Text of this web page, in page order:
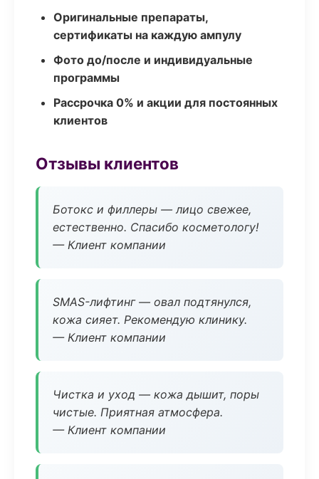
Оригинальные препараты,
сертификаты на каждую ампулу
Фото до/после и индивидуальные
программы
Рассрочка 0% и акции для постоянных
клиентов
Отзывы клиентов
Ботокс и филлеры — лицо свежее,
естественно. Спасибо косметологу!
— Клиент компании
SMAS-лифтинг — овал подтянулся,
кожа сияет. Рекомендую клинику.
— Клиент компании
Чистка и уход — кожа дышит, поры
чистые. Приятная атмосфера.
— Клиент компании